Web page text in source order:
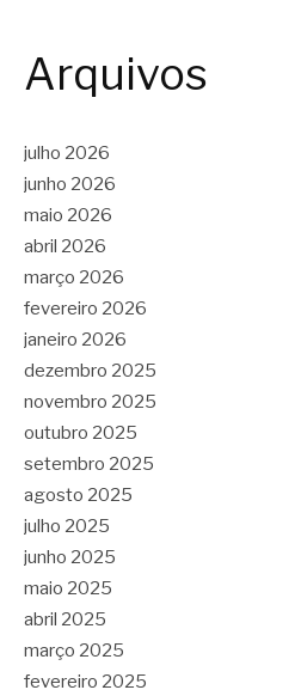
Arquivos
julho 2026
junho 2026
maio 2026
abril 2026
março 2026
fevereiro 2026
janeiro 2026
dezembro 2025
novembro 2025
outubro 2025
setembro 2025
agosto 2025
julho 2025
junho 2025
maio 2025
abril 2025
março 2025
fevereiro 2025